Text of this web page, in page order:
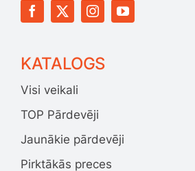
KATALOGS
Visi veikali
TOP Pārdevēji
Jaunākie pārdevēji
Pirktākās preces